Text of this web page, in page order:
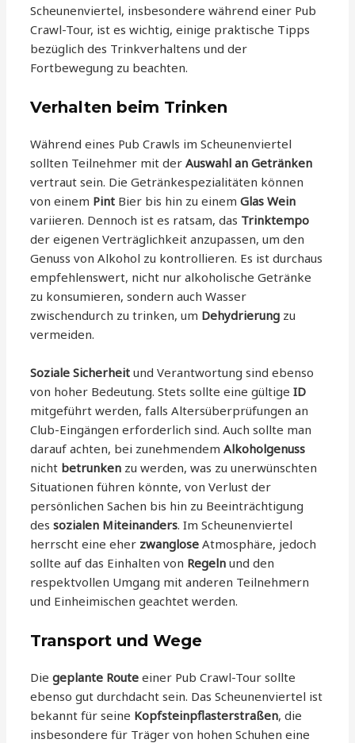
Scheunenviertel, insbesondere während einer Pub
Crawl-Tour, ist es wichtig, einige praktische Tipps
bezüglich des Trinkverhaltens und der
Fortbewegung zu beachten.
Verhalten beim Trinken
Während eines Pub Crawls im Scheunenviertel
sollten Teilnehmer mit derAuswahl an Getränken
vertraut sein. Die Getränkespezialitäten können
von einem Pint Bier bis hin zu einemGlas Wein
variieren. Dennoch ist es ratsam, das Trinktempo
der eigenen Verträglichkeit anzupassen, um den
Genuss von Alkohol zu kontrollieren. Es ist durchaus
empfehlenswert, nicht nur alkoholische Getränke
zu konsumieren, sondern auch Wasser
zwischendurch zu trinken, um Dehydrierung zu
vermeiden.
Soziale Sicherheit und Verantwortung sind ebenso
von hoher Bedeutung. Stets sollte eine gültigeID
mitgeführt werden, falls Altersüberprüfungen an
Club-Eingängen erforderlich sind. Auch sollte man
darauf achten, bei zunehmendemAlkoholgenuss
nicht betrunken zu werden, was zu unerwünschten
Situationen führen könnte, von Verlust der
persönlichen Sachen bis hin zu Beeinträchtigung
dessozialen Miteinanders. Im Scheunenviertel
herrscht eine eher zwanglose Atmosphäre, jedoch
sollte auf das Einhalten von Regeln und den
respektvollen Umgang mit anderen Teilnehmern
und Einheimischen geachtet werden.
Transport und Wege
Diegeplante Route einer Pub Crawl-Tour sollte
ebenso gut durchdacht sein. Das Scheunenviertel ist
bekannt für seine Kopfsteinpflasterstraßen, die
insbesondere für Träger von hohen Schuhen eine